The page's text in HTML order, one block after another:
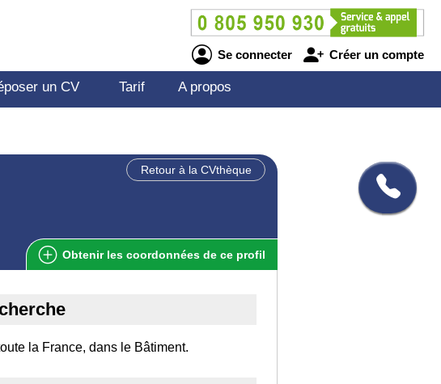
Se connecter Créer un compte
un CV Tarif A propos
Retour à la CVthèque
Obtenir les coordonnées de ce profil
la France, dans le Bâtiment.